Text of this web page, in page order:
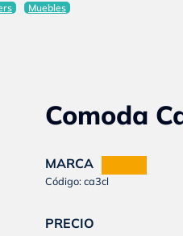
Muebles
Comoda
MARCA
Código: ca3cl
PRECIO